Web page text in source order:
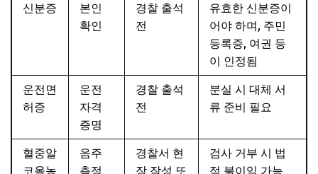
신분증
본인
확인
경찰 출석
전
유효한 신분증이
어야 하며, 주민
등록증, 여권 등
이 인정됨
운전면
허증
운전
자격
증명
경찰 출석
전
분실 시 대체 서
류 준비 필요
혈중알
코올농
음주
측정
경찰서 현
장 작성 또
검사 거부 시 법
적 불이익 가능